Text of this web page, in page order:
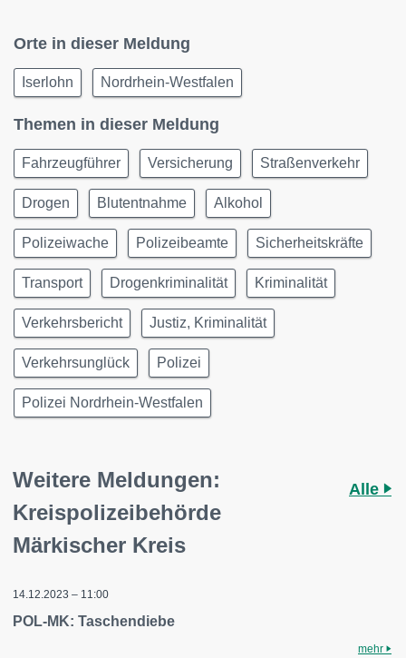
Orte in dieser Meldung
Iserlohn Nordrhein-Westfalen
Themen in dieser Meldung
Fahrzeugführer Versicherung Straßenverkehr
Drogen Blutentnahme Alkohol
Polizeiwache Polizeibeamte Sicherheitskräfte
Transport Drogenkriminalität Kriminalität
Verkehrsbericht Justiz, Kriminalität
Verkehrsunglück Polizei
Polizei Nordrhein-Westfalen
Weitere Meldungen:
Kreispolizeibehörde
Märkischer Kreis
Alle
14.12.2023 – 11:00
POL-MK: Taschendiebe
mehr